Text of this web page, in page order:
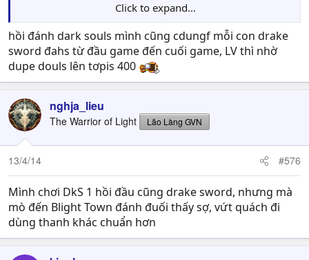
Cái đó là vs người có tí kinh nghiệm về game rpg và chịu
tìm hiểu, còn vs người mù tịt mà cho họ cây Drake Sword
còn hại hơn, ồ vk AR 200, chém hollow như chém chuối,
khỏi cần học đánh đàng hoàng chi cho mệt, tới chừng tới
Blight Town hay Sen Fortress là bắt đầu thấy khốn đốn,
những con nai tơ ngơ ngác thích đọc guide=)
Năm nay 2014 rồi, đừng xài guide chỉ dùng Drake Sword
nữa.
Bonus
[video=youtube;4LkImHtOWPI]https://www.youtube.co
m/watch?v=4LkImHtOWPI[/video]
Click to expand...
hồi đánh dark souls mình cũng cdungf mỗi con drake
sword đahs từ đầu game đến cuối game, LV thì nhờ
dupe douls lên tơpis 400
nghja_lieu
The Warrior of Light Lão Làng GVN
13/4/14 #576
Mình chơi DkS 1 hồi đầu cũng drake sword, nhưng mà
mò đến Blight Town đánh đuối thấy sợ, vứt quách đi
dùng thanh khác chuẩn hơn